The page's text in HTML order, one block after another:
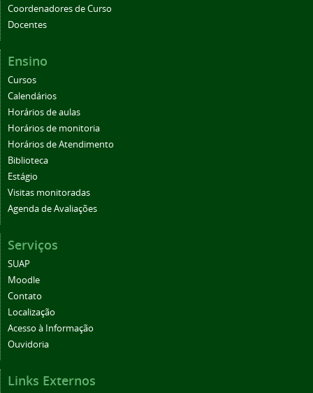
Coordenadores de Curso
Docentes
Ensino
Cursos
Calendários
Horários de aulas
Horários de monitoria
Horários de Atendimento
Biblioteca
Estágio
Visitas monitoradas
Agenda de Avaliações
Serviços
SUAP
Moodle
Contato
Localização
Acesso à Informação
Ouvidoria
Links Externos